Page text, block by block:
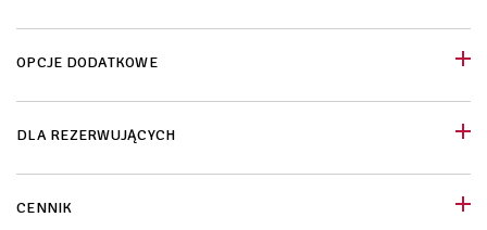
OPCJE DODATKOWE
DLA REZERWUJĄCYCH
CENNIK